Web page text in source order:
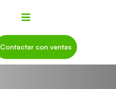
Contactar con ventas